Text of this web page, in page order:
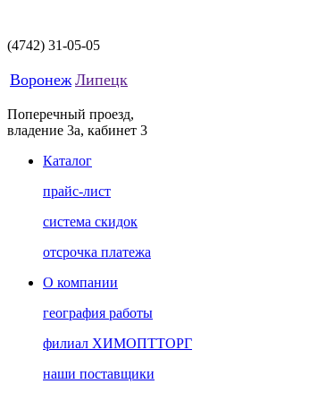
(4742) 31-05-05
Воронеж Липецк
Поперечный проезд,
владение 3а, кабинет 3
Каталог
прайс-лист
система скидок
отсрочка платежа
О компании
география работы
филиал ХИМОПТТОРГ
наши поставщики